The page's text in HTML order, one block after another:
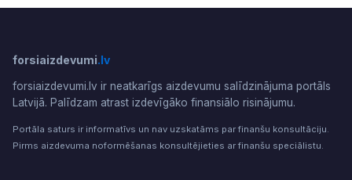
forsiaizdevumi.lv
forsiaizdevumi.lv ir neatkarīgs aizdevumu salīdzinājuma portāls
Latvijā. Palīdzam atrast izdevīgāko finansiālo risinājumu.
Portāla saturs ir informatīvs un nav uzskatāms par finanšu konsultāciju.
Pirms aizdevuma noformēšanas konsultējieties ar finanšu speciālistu.